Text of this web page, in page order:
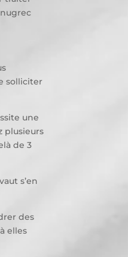
solliciter
une
plusieurs
de 3
s’en
des
elles